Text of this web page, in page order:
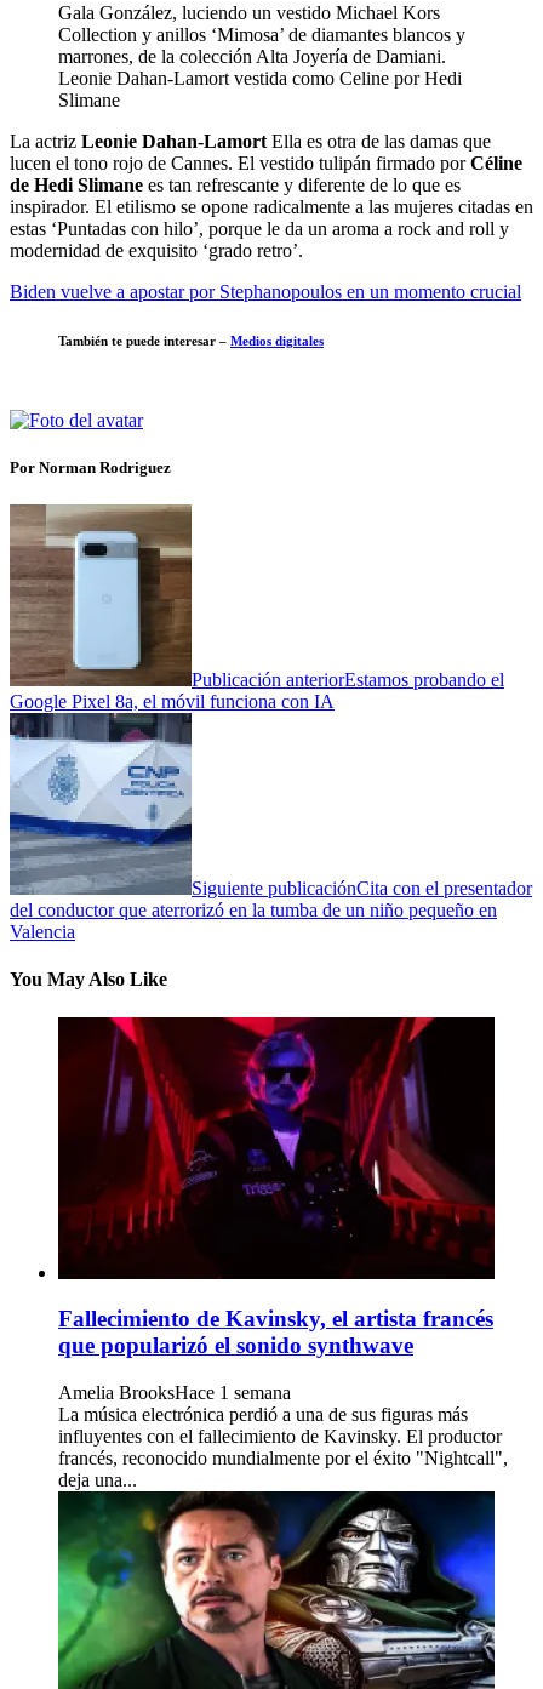
Gala González, luciendo un vestido Michael Kors
Collection y anillos ‘Mimosa’ de diamantes blancos y
marrones, de la colección Alta Joyería de Damiani.
Leonie Dahan-Lamort vestida como Celine por Hedi
Slimane
La actriz Leonie Dahan-Lamort Ella es otra de las damas que
lucen el tono rojo de Cannes. El vestido tulipán firmado porCéline
de Hedi Slimane es tan refrescante y diferente de lo que es
inspirador. El etilismo se opone radicalmente a las mujeres citadas en
estas ‘Puntadas con hilo’, porque le da un aroma a rock and roll y
modernidad de exquisito ‘grado retro’.
Biden vuelve a apostar por Stephanopoulos en un momento crucial
También te puede interesar – Medios digitales
Por Norman Rodriguez
Publicación anteriorEstamos probando el
Google Pixel 8a, el móvil funciona con IA
Siguiente publicaciónCita con el presentador
del conductor que aterrorizó en la tumba de un niño pequeño en
Valencia
You May Also Like
Fallecimiento de Kavinsky, el artista francés
que popularizó el sonido synthwave
Amelia BrooksHace 1 semana
La música electrónica perdió a una de sus figuras más
influyentes con el fallecimiento de Kavinsky. El productor
francés, reconocido mundialmente por el éxito "Nightcall",
deja una...